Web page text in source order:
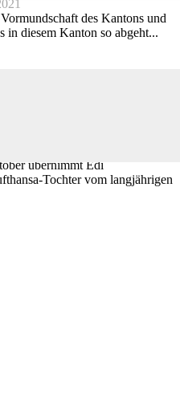
des Kantons und
diesem Kanton so abgeht...
übernimmt Edi
Tochter vom langjährigen